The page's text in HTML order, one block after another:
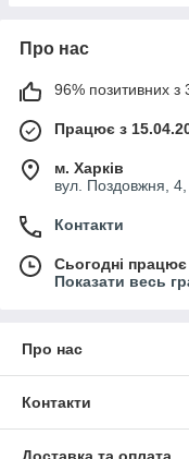
Про нас
96% позитивних з
Працює з
м. Харків
вул. Поздовжня, 4,
Контакти
Сьогодні
Показати весь
Про нас
Контакти